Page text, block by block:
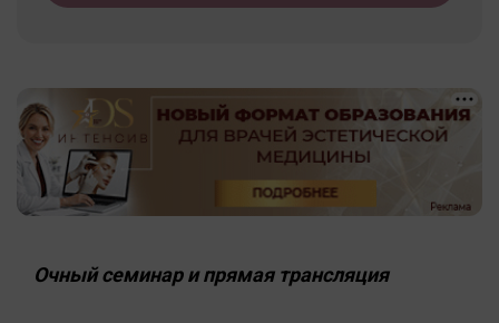
Очный семинар и прямая трансляция